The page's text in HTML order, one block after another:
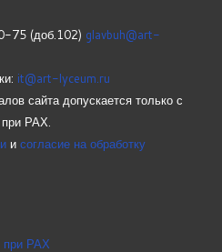
75 (доб.102) glavbuh@art-
it@art-lyceum.ru
сайта допускается только с
РАХ.
и согласие на обработку
РАХ